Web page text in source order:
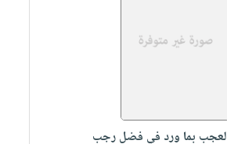
بما ورد في فضل رجب